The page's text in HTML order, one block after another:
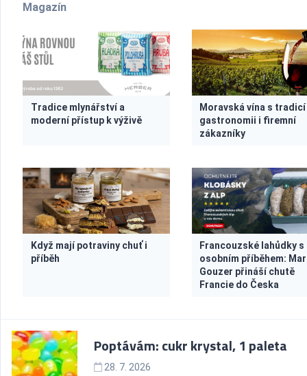
Magazín
Tradice mlynářství a
moderní přístup k výživě
Moravská vína s
gastronomii i firemní
zákazníky
Když mají potraviny chuť i
příběh
Francouzské lahůdky s
osobním příběhem:
Gouzer přináší chutě
Francie do Česka
Poptávám: cukr krystal, 1 paleta
28. 7. 2026